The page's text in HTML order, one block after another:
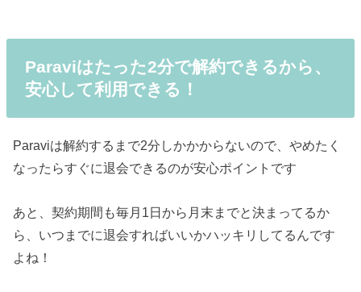
Paraviはたった2分で解約できるから、
安心して利用できる！
Paraviは解約するまで2分しかかからないので、やめたく
なったらすぐに退会できるのが安心ポイントです
あと、契約期間も毎月1日から月末までと決まってるか
ら、いつまでに退会すればいいかハッキリしてるんです
よね！